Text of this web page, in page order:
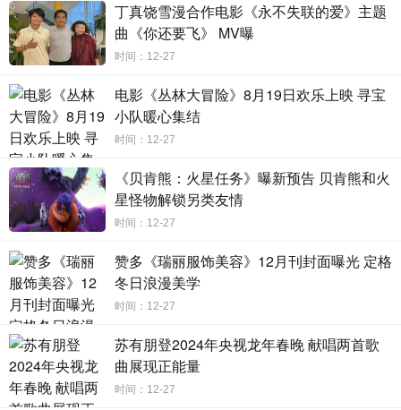
丁真饶雪漫合作电影《永不失联的爱》主题
曲《你还要飞》 MV曝
时间：12-27
电影《丛林大冒险》8月19日欢乐上映 寻宝
小队暖心集结
时间：12-27
《贝肯熊：火星任务》曝新预告 贝肯熊和火
星怪物解锁另类友情
时间：12-27
赞多《瑞丽服饰美容》12月刊封面曝光 定格
冬日浪漫美学
时间：12-27
苏有朋登2024年央视龙年春晚 献唱两首歌
曲展现正能量
时间：12-27